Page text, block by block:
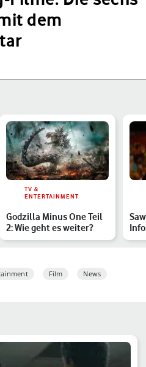
dem
TV &
ENTERTAINMENT
Godzilla Minus One Teil
2: Wie geht es weiter?
Film News